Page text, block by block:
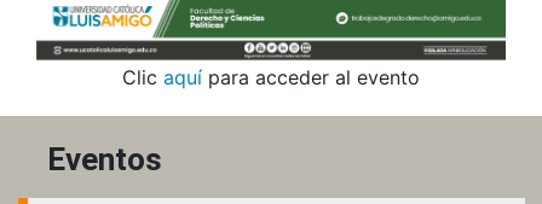
Clic aquí para acceder al evento
Eventos